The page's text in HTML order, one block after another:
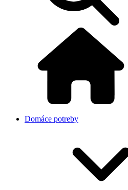
Domáce potreby